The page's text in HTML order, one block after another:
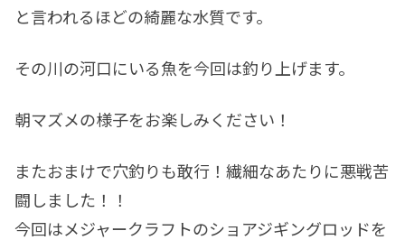
と言われるほどの綺麗な水質です。
その川の河口にいる魚を今回は釣り上げます。
朝マズメの様子をお楽しみください！
またおまけで穴釣りも敢行！繊細なあたりに悪戦苦
闘しました！！
今回はメジャークラフトのショアジギングロッドを